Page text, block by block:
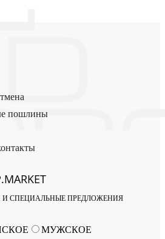
пошлины
И СПЕЦИАЛЬНЫЕ ПРЕДЛОЖЕНИЯ
МУЖСКОЕ